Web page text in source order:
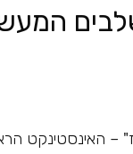
– האינסטינקט